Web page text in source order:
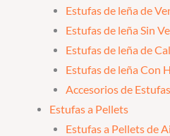
Estufas de leña de
Estufas de leña Sin
Estufas de leña de
Estufas de leña Con
Accesorios de
Estufas a Pellets
Estufas a Pellets de